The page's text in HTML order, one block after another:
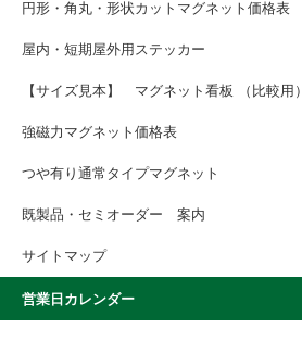
円形・角丸・形状カットマグネット価格表
屋内・短期屋外用ステッカー
【サイズ見本】 マグネット看板 （比較用）
強磁力マグネット価格表
つや有り通常タイプマグネット
既製品・セミオーダー 案内
サイトマップ
営業日カレンダー